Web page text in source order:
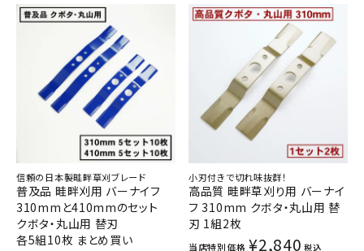
信頼の日本製畦畔草刈ブレード
普及品 畦畔刈用 バーナイフ
310mmと410mmのセット
クボタ・丸山用 替刃
各5組10枚 まとめ買い
小刃付きで切れ味抜群！
高品質 畦畔草刈り用 バーナイ
フ 310mm クボタ・丸山用 替
刃 1組2枚
当店特別価格 ¥2,840 税込